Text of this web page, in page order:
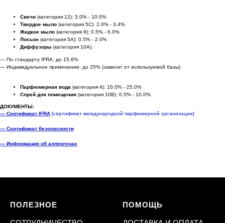
Свечи (категория 12): 3.0% - 10.0%
Твердое мыло (категория 5C): 2.0% - 3.4%
Жидкое мыло (категория 9): 0.5% - 6.0%
Лосьон (категория 5A): 0.5% - 2.0%
Диффузоры (категория 10A):
— По стандарту IFRA: до 15.6%
— Индивидуальное применение: до 25% (зависит от используемой базы)
Парфюмерная вода (категория 4): 10.0% - 25.0%
Спрей для помещения (категория 10B): 0.5% - 10.0%
ДОКУМЕНТЫ:
— Сертификат IFRA [сертификат международной парфюмерной организации]
— Сертификат безопасности
— Информация об аллергенах
ПОЛЕЗНОЕ ПОМОЩЬ